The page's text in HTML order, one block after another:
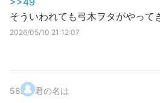
そういわれても弓木ヲタがやって
2026/05/10 21:12:07
58. 君の名は